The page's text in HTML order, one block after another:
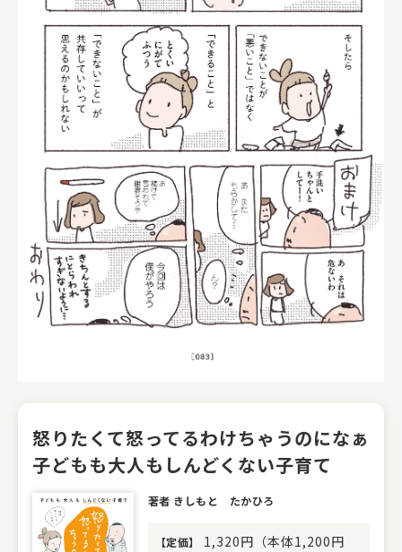
怒りたくて怒ってるわけちゃうのになぁ
子どもも大人もしんどくない子育て
著者 きしもと たかひろ
【定価】
1,320円（本体1,200円